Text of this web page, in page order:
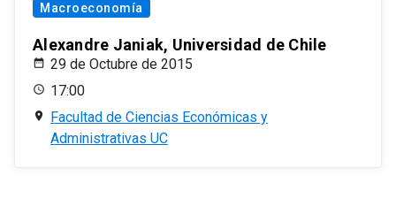
Macroeconomía
Alexandre Janiak, Universidad de Chile
29 de Octubre de 2015
17:00
Facultad de Ciencias Económicas y
Administrativas UC